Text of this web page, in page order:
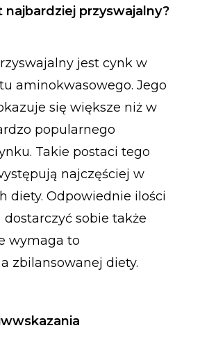
najbardziej przyswajalny?
jest cynk w
aminokwasowego. Jego
się większe niż w
popularnego
Takie postaci tego
najczęściej w
diety. Odpowiednie ilości
sobie także
wymaga to
zbilansowanej diety.